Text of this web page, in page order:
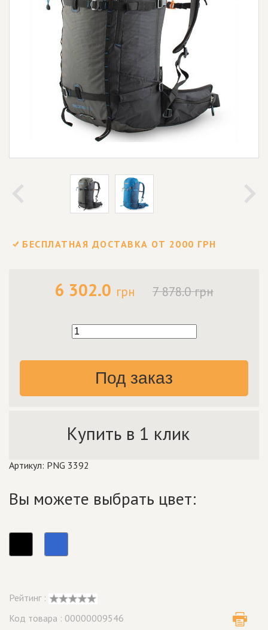
БЕСПЛАТНАЯ ДОСТАВКА ОТ 2000 ГРН
6 302.0 грн 7 878.0 грн
Под заказ
Купить в 1 клик
Артикул: PNG 3392
Вы можете выбрать цвет:
Рейтинг :
Код товара : 00000009546